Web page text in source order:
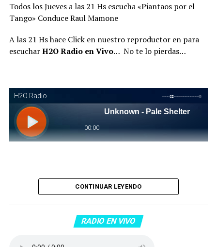
Todos los Jueves a las 21 Hs escucha «Piantaos por el
Tango» Conduce Raul Mamone
A las 21 Hs hace Click en nuestro reproductor en para
escucharH2O Radio en Vivo… No te lo pierdas…
Piantaos por el Tango. Piantaos por el Tango es un
programa radiofónico semanal conducido y dirigido por
Raúl Mamone con el objetivo de difundir el Tango desde
CONTINUAR LEYENDO
RADIO EN VIVO